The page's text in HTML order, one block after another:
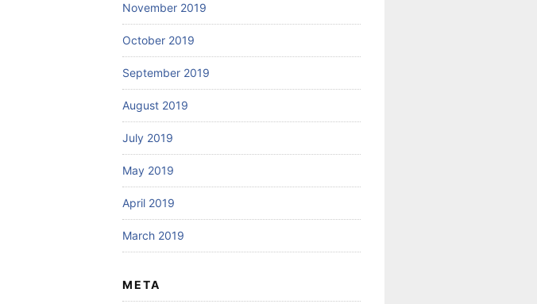
November 2019
October 2019
September 2019
August 2019
July 2019
May 2019
April 2019
March 2019
META